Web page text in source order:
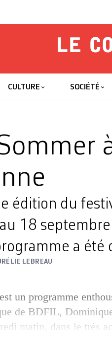
Le
CULTURE SOCIÉTÉ
édition du
18
a été
LEBREAU
un programme
de BDFIL,
matin, dans le très